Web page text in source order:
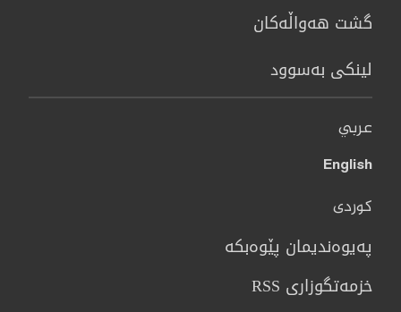
گشت هەواڵەکان
لینکی بەسوود
عربي
English
کوردی
پەیوەندیمان پێوەبکە
خزمەتگوزاری RSS